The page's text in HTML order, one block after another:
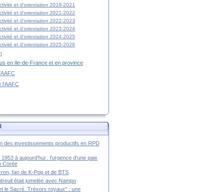
et d'orientation 2019-2021
et d'orientation 2021-2022
et d'orientation 2022-2023
et d'orientation 2023-2024
et d'orientation 2024-2025
et d'orientation 2025-2026
en Ile-de-France et en province
l'AAFC
des investissements productifs en RPD
à aujourd’hui : l’urgence d’une paix
Corée
fan de K-Pop et de BTS
était jumelée avec Nampo
le Sacré. Trésors royaux" : une